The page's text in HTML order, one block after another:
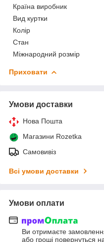
Країна виробник
Вид куртки
Колір
Стан
Міжнародний розмір
Приховати
Умови доставки
Нова Пошта
Магазини Rozetka
Самовивіз
Всі умови доставки
Умови оплати
Ви отримаєте
або гроші повернуться